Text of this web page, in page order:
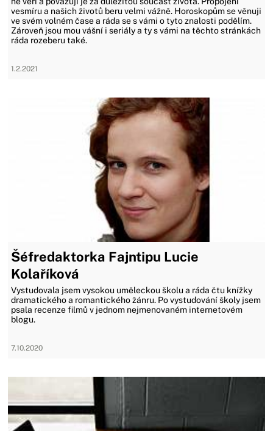
vesmíru a našich životů beru velmi vážně. Horoskopům se věnuji
ve svém volném čase a ráda se s vámi o tyto znalosti podělím.
Zároveň jsou mou vášní i seriály a ty s vámi na těchto stránkách
ráda rozeberu také.
1.2.2021
Šéfredaktorka Fajntipu Lucie
Kolaříková
Vystudovala jsem vysokou uměleckou školu a ráda čtu knížky
dramatického a romantického žánru. Po vystudování školy jsem
psala recenze filmů v jednom nejmenovaném internetovém
blogu.
7.10.2020